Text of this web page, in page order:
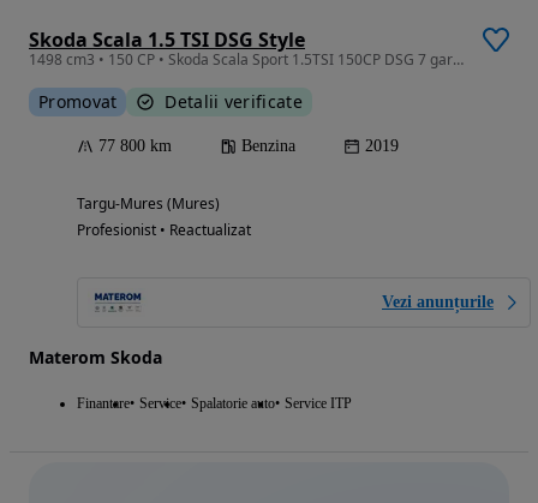
Skoda Scala 1.5 TSI DSG Style
1498 cm3 • 150 CP • Skoda Scala Sport 1.5TSI 150CP DSG 7 garantie 1 an cu factura
Promovat Detalii verificate
77 800 km Benzina 2019
Targu-Mures (Mures)
Profesionist • Reactualizat
Vezi anunțurile
Materom Skoda
Finantare Service Spalatorie auto Service ITP